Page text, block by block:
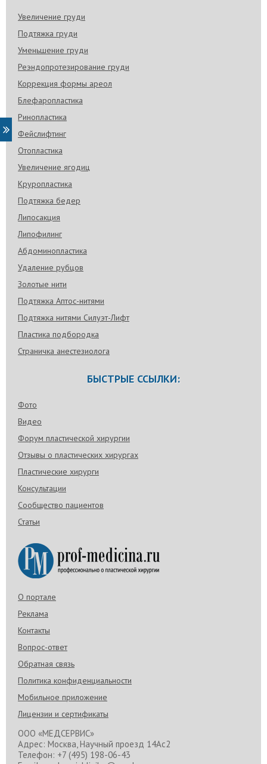
Увеличение груди
Подтяжка груди
Уменьшение груди
Реэндопротезирование груди
Коррекция формы ареол
Блефаропластика
Ринопластика
Фейслифтинг
Отопластика
Увеличение ягодиц
Круропластика
Подтяжка бедер
Липосакция
Липофилинг
Абдоминопластика
Удаление рубцов
Золотые нити
Подтяжка Аптос-нитями
Подтяжка нитями Силуэт-Лифт
Пластика подбородка
Страничка анестезиолога
БЫСТРЫЕ ССЫЛКИ:
Фото
Видео
Форум пластической хирургии
Отзывы о пластических хирургах
Пластические хирурги
Консультации
Сообщество пациентов
Статьи
О портале
Реклама
Контакты
Вопрос-ответ
Обратная связь
Политика конфиденциальности
Мобильное приложение
Лицензии и сертификаты
ООО «МЕДСЕРВИС»
Адрес: Москва, Научный проезд 14Ас2
Телефон: +7 (495) 198-06-43